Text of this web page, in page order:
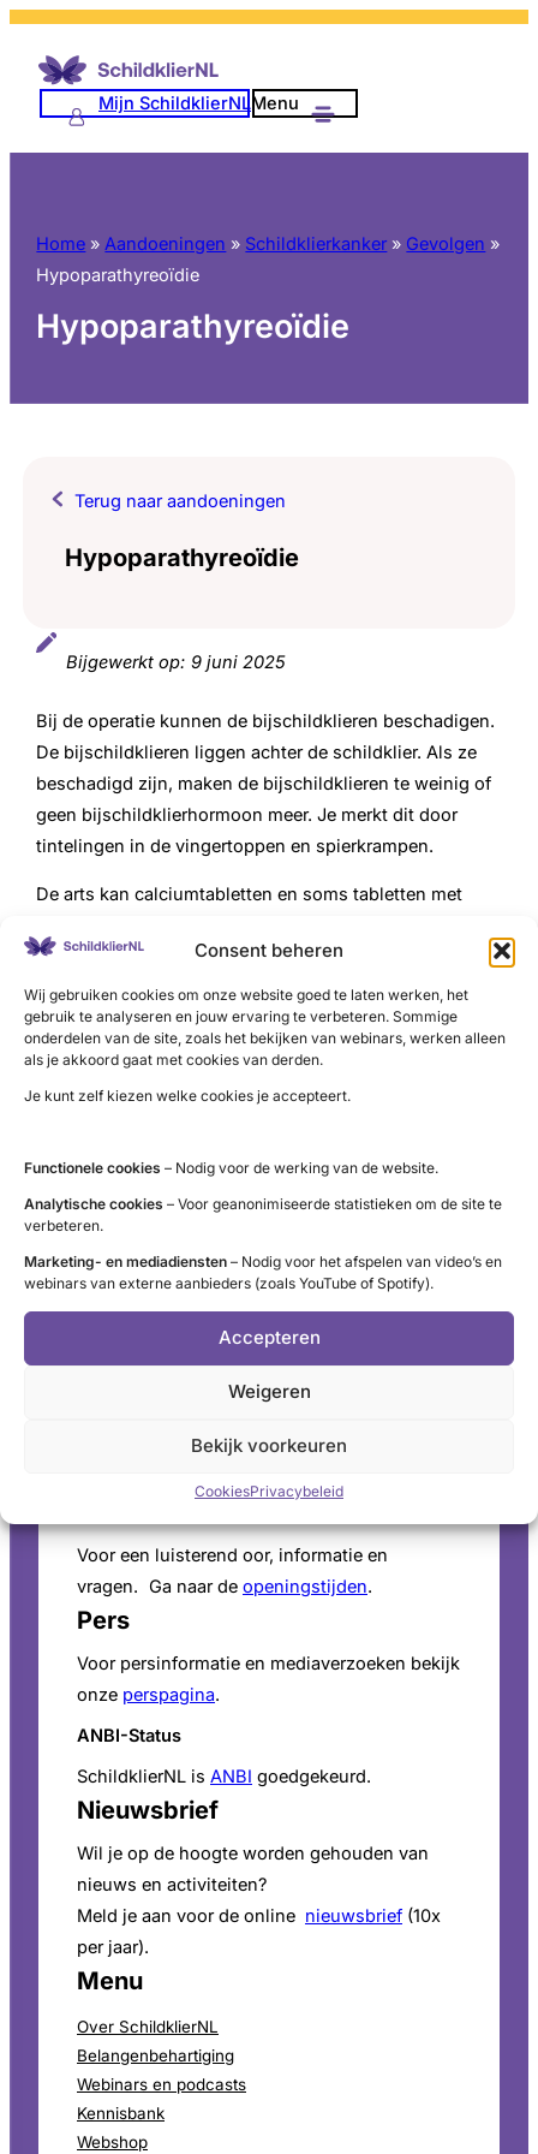
Consent beheren
Wij gebruiken cookies om onze website goed te laten werken, het
gebruik te analyseren en jouw ervaring te verbeteren. Sommige
onderdelen van de site, zoals het bekijken van webinars, werken alleen
als je akkoord gaat met cookies van derden.
Je kunt zelf kiezen welke cookies je accepteert.
Functionele cookies – Nodig voor de werking van de website.
Analytische cookies – Voor geanonimiseerde statistieken om de site te
verbeteren.
Marketing- en mediadiensten – Nodig voor het afspelen van video’s en
webinars van externe aanbieders (zoals YouTube of Spotify).
Accepteren
Weigeren
Bekijk voorkeuren
CookiesPrivacybeleid
Mijn SchildklierNLMenu
Home »Aandoeningen » Schildklierkanker » Gevolgen »
Hypoparathyreoïdie
Hypoparathyreoïdie
Bijgewerkt op: 9 juni 2025
Bij de operatie kunnen de bijschildklieren beschadigen.
De bijschildklieren liggen achter de schildklier. Als ze
beschadigd zijn, maken de bijschildklieren te weinig of
geen bijschildklierhormoon meer. Je merkt dit door
tintelingen in de vingertoppen en spierkrampen.
De arts kan calciumtabletten en soms tabletten met
vitamine D wordt calcium beter in het lichaam
opgenomen. Om te kijken hoe het gaat, is regelmatig
onderzoek van het bloed en de urine nodig.
Meer over hypoparathyreoïdie
Terug naar aandoeningen
Hypoparathyreoïdie
LinkedIn
X YouTube
Instagram
Facebook
Administratie (9 tot 12 uur)
info@schildklier.nl
Voor een luisterend oor, informatie en
vragen. Ga naar de openingstijden.
Pers
Voor persinformatie en mediaverzoeken bekijk
onze perspagina.
ANBI-Status
SchildklierNL is ANBI goedgekeurd.
Nieuwsbrief
Wil je op de hoogte worden gehouden van
nieuws en activiteiten?
Meld je aan voor de online nieuwsbrief (10x
per jaar).
Menu
Over SchildklierNL
Belangenbehartiging
Webinars en podcasts
Kennisbank
Webshop